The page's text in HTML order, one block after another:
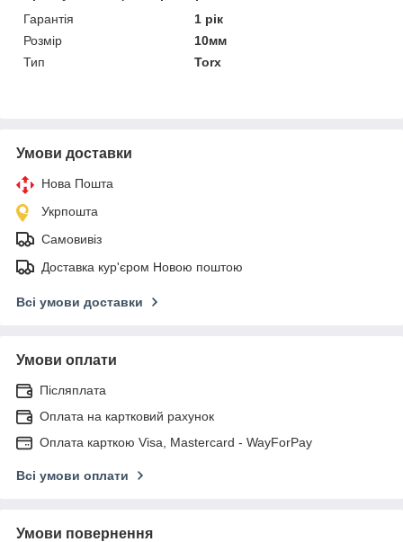
Гарантія
1 рік
Розмір
10мм
Тип
Torx
Умови доставки
Нова Пошта
Укрпошта
Самовивіз
Доставка кур'єром Новою поштою
Всі умови доставки
Умови оплати
Післяплата
Оплата на картковий рахунок
Оплата карткою Visa, Mastercard - WayForPay
Всі умови оплати
Умови повернення